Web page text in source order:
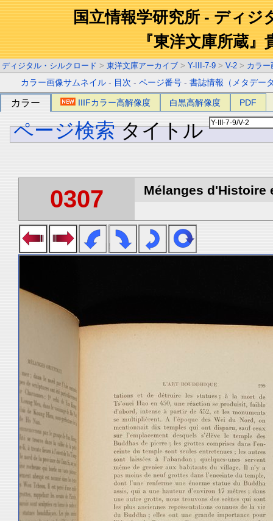
国立情報学研究所 - ディジ
『東洋文庫所蔵』
ディジタル・シルクロード > 東洋文庫アーカイブ > Y-III-7-9 > V-2 > カラー
カラー画像サムネイル - 目次 -ページ番号 -書誌情報（メタデー
カラー IIIFカラー高解像度 白黒高解像度 PDF
ページ検索 タイトル
0307 Mélanges d'Histoire